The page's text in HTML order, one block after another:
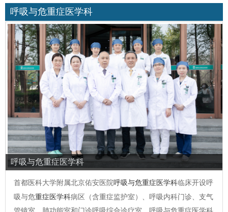
呼吸与危重症医学科
呼吸与危重症医学科
首都医科大学附属北京佑安医院呼吸与危重症医学科临床开设呼
吸与危重症医学科病区（含重症监护室）、呼吸内科门诊、支气